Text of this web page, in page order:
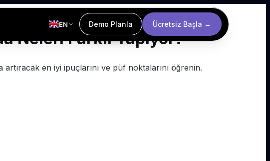
EN Demo Planla Ücretsiz Başla →
Neleri Farklı Yapıyor?
en iyi ipuçlarını ve püf noktalarını öğrenin.